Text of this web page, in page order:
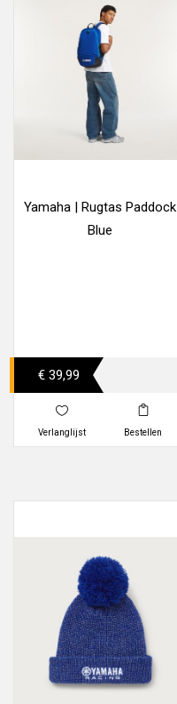
Yamaha | Rugtas Paddock
Blue
€ 39,99
Verlanglijst Bestellen